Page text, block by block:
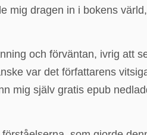
mig dragen in i bokens
och förväntan, ivrig att
var det författarens
mig själv gratis epub